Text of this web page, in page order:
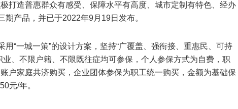
打造普惠群众有感受、保障水平有高度、城市定制有特色、经办
期产品，并已于2022年9月19日发布。
用“一城一策”的设计方案，坚持“广覆盖、强衔接、重惠民、可持
业、不限户籍、不限既往症均可参保，个人参保方式为自费，职
户家庭共济购买，企业团体参保为职工统一购买，金额为基础保
元/年。